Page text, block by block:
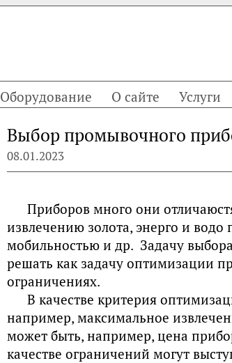
Оборудование О сайте Услуги
Выбор промывочного
08.01.2023
Приборов много они
извлечению золота, энерго и
мобильностью и др. Задачу
решать как задачу оптимизации
ограничениях.
В качестве критерия
например, максимальное
может быть, например, цена
качестве ограничений могут